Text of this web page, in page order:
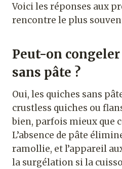
Voici les réponses aux
rencontre le plus
Peut-on
sans pâte ?
Oui, les quiches sans
crustless quiches ou
bien, parfois mieux que
L’absence de pâte
ramollie, et l’appareil
la surgélation si la